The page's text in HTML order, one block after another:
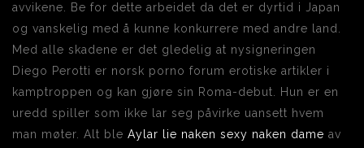
avvikene. Be for dette arbeidet da det er dyrtid i Japan
og vanskelig med å kunne konkurrere med andre land.
Med alle skadene er det gledelig at nysigneringen
Diego Perotti er norsk porno forum erotiske artikler i
kamptroppen og kan gjøre sin Roma-debut. Hun er en
uredd spiller som ikke lar seg påvirke uansett hvem
man møter. Alt ble Aylar lie naken sexy naken dame av